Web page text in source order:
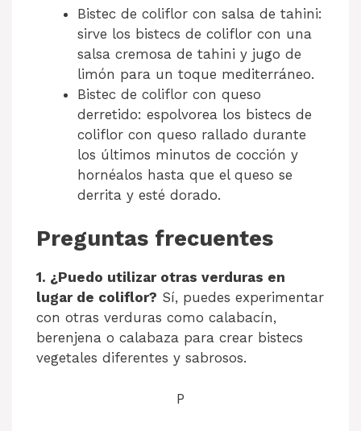
Bistec de coliflor con salsa de tahini:
sirve los bistecs de coliflor con una
salsa cremosa de tahini y jugo de
limón para un toque mediterráneo.
Bistec de coliflor con queso
derretido: espolvorea los bistecs de
coliflor con queso rallado durante
los últimos minutos de cocción y
hornéalos hasta que el queso se
derrita y esté dorado.
Preguntas frecuentes
1. ¿Puedo utilizar otras verduras en
lugar de coliflor? Sí, puedes experimentar
con otras verduras como calabacín,
berenjena o calabaza para crear bistecs
vegetales diferentes y sabrosos.
P